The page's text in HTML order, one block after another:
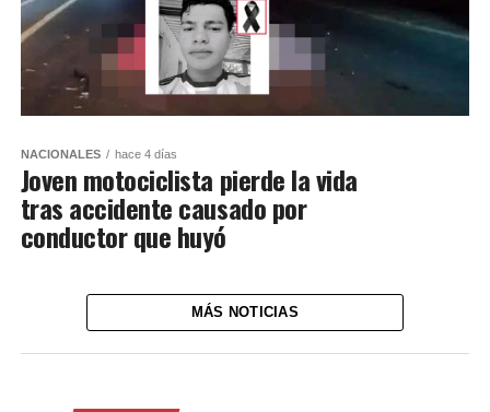
NACIONALES hace 4 días
Joven motociclista pierde la vida
tras accidente causado por
conductor que huyó
MÁS NOTICIAS